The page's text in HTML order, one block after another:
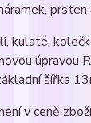
úpravou
šířka
v ceně